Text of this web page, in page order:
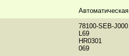
Автоматическая
78100-SEB-J000
L69
HR0301
069